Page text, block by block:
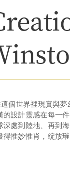
個世界裡現實與
設計靈感在每一
處到陸地、再到
惟妙惟肖，綻放璀